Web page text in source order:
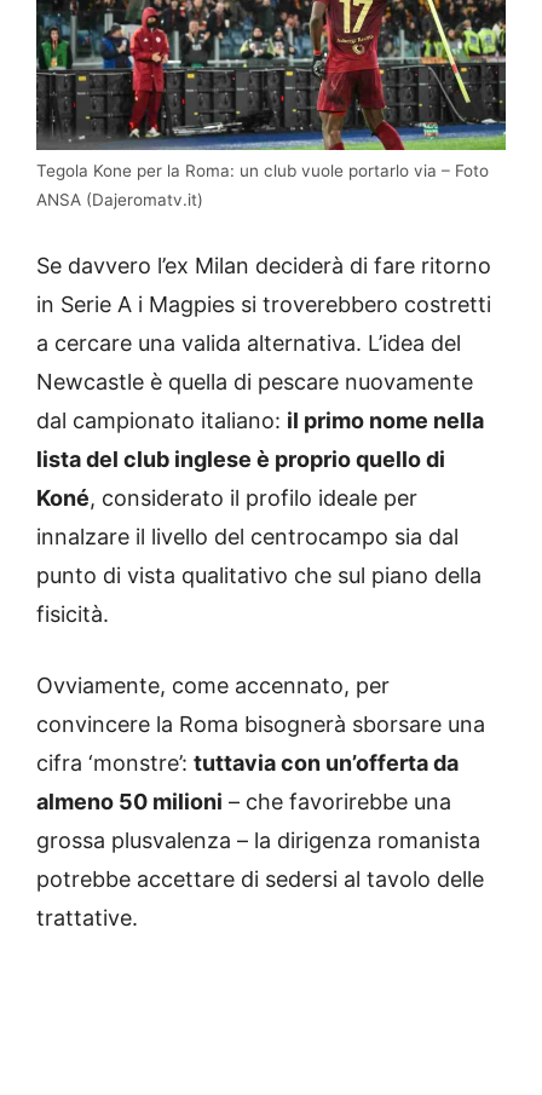
Tegola Kone per la Roma: un club vuole portarlo via – Foto
ANSA (Dajeromatv.it)
Se davvero l’ex Milan deciderà di fare ritorno
in Serie A i Magpies si troverebbero costretti
a cercare una valida alternativa. L’idea del
Newcastle è quella di pescare nuovamente
dal campionato italiano: il primo nome nella
lista del club inglese è proprio quello di
Koné, considerato il profilo ideale per
innalzare il livello del centrocampo sia dal
punto di vista qualitativo che sul piano della
fisicità.
Ovviamente, come accennato, per
convincere la Roma bisognerà sborsare una
cifra ‘monstre’: tuttavia con un’offerta da
almeno 50 milioni – che favorirebbe una
grossa plusvalenza – la dirigenza romanista
potrebbe accettare di sedersi al tavolo delle
trattative.